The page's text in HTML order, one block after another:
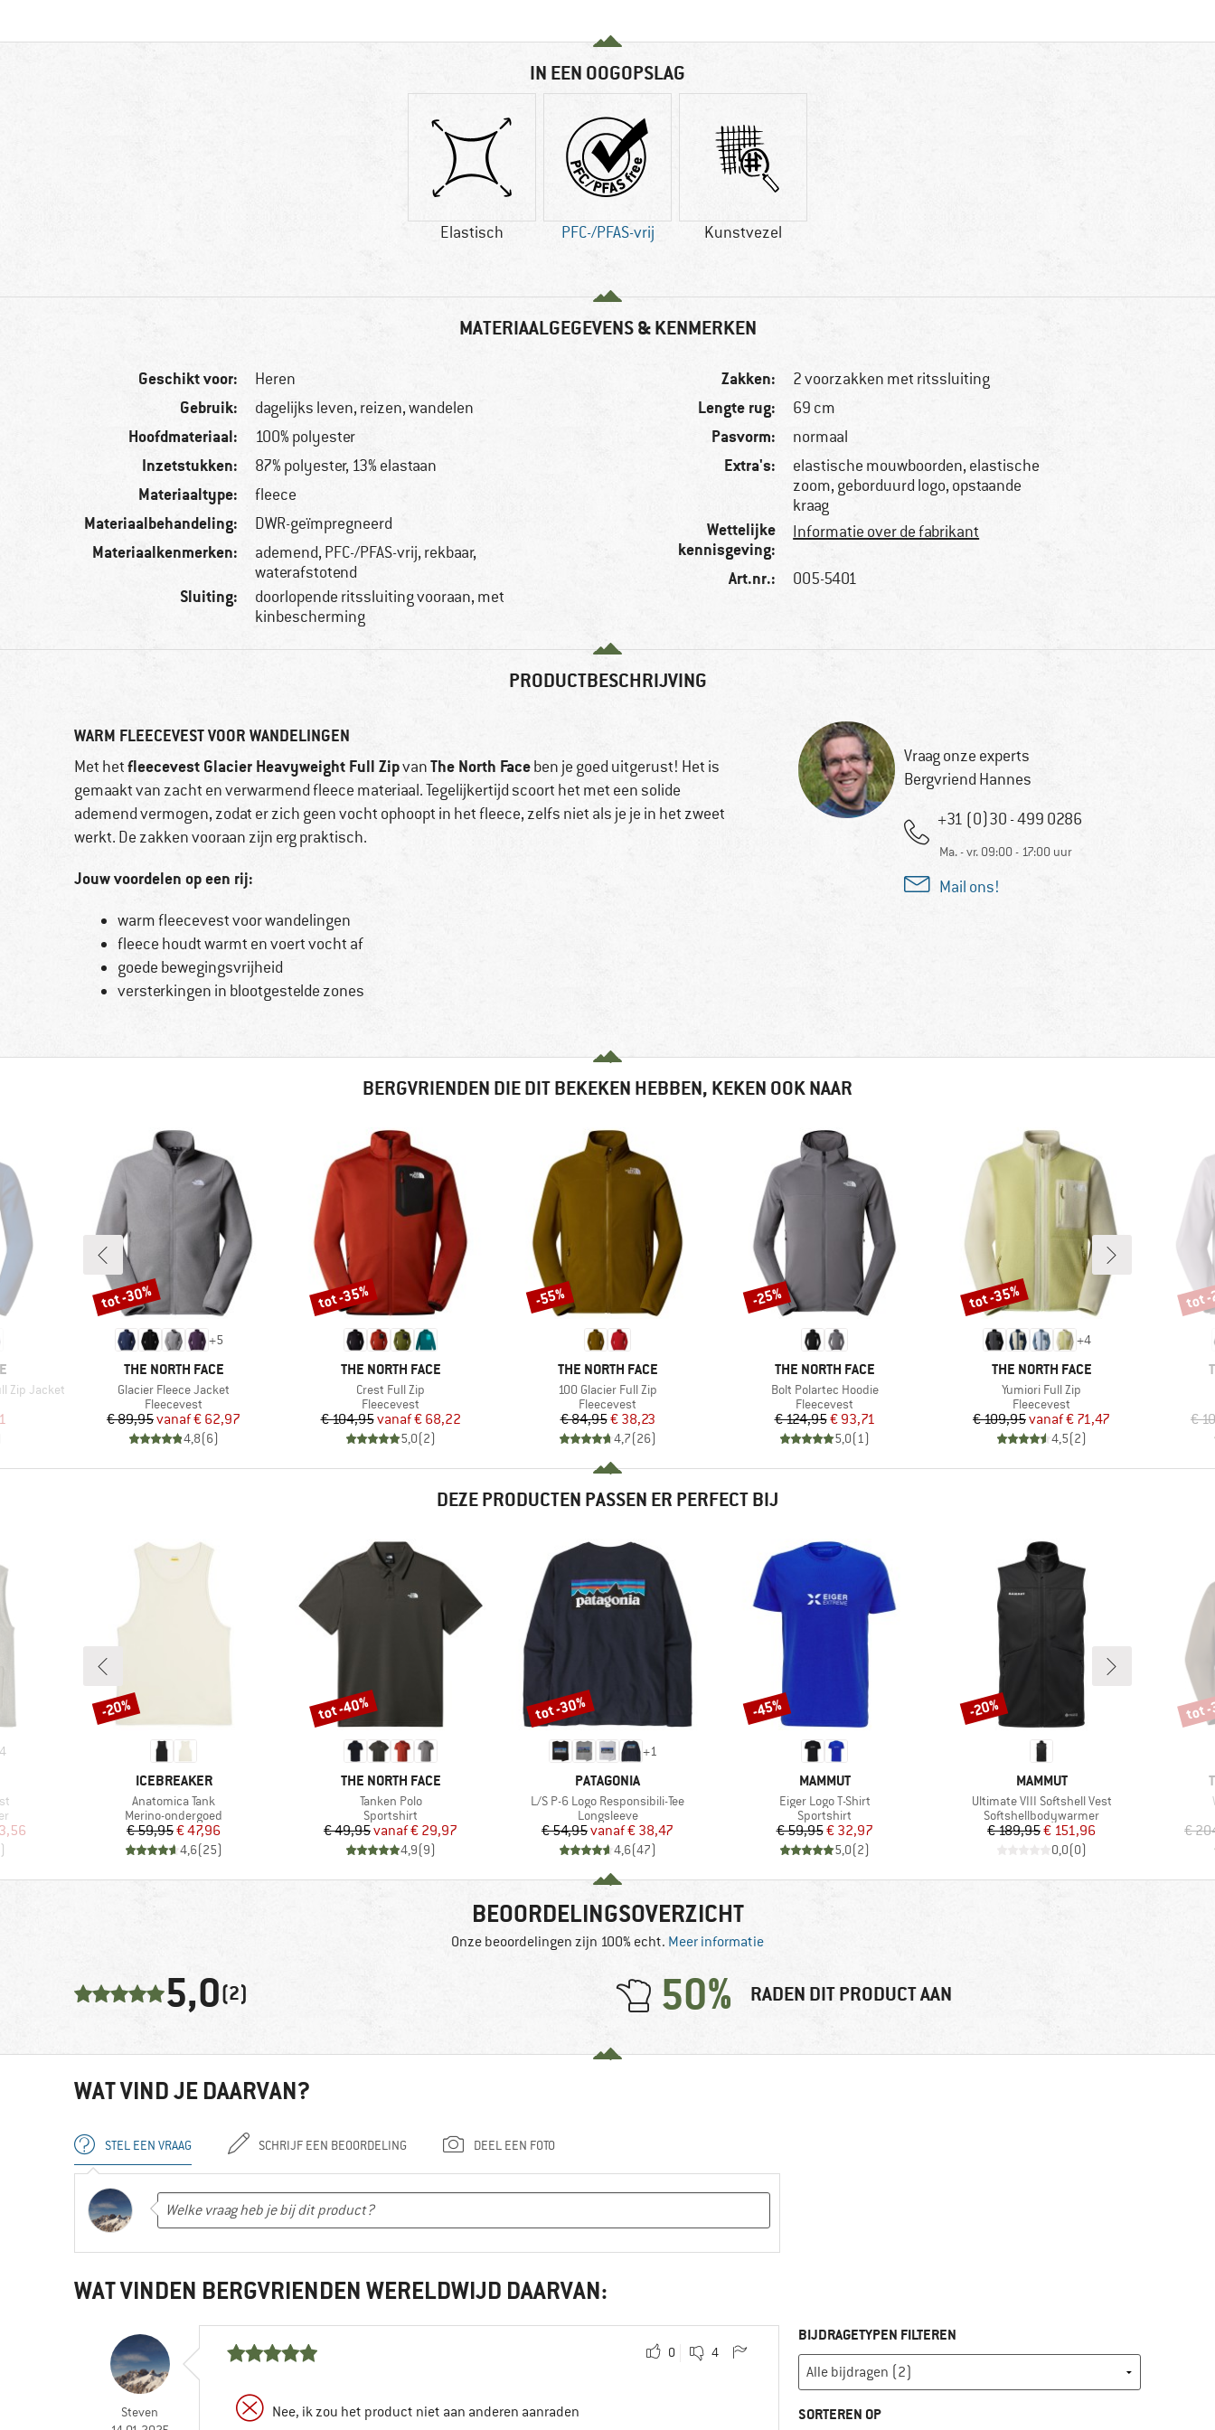
IN EEN OOGOPSLAG
Elastisch PFC-/PFAS-vrij Kunstvezel
MATERIAALGEGEVENS & KENMERKEN
Geschikt voor: Heren
Gebruik: dagelijks leven, reizen, wandelen
Hoofdmateriaal: 100% polyester
Inzetstukken: 87% polyester, 13% elastaan
Materiaaltype: fleece
Materiaalbehandeling: DWR-geïmpregneerd
Materiaalkenmerken:
ademend, PFC-/PFAS-vrij, rekbaar,
waterafstotend
Sluiting:
doorlopende ritssluiting vooraan, met
kinbescherming
Zakken: 2 voorzakken met ritssluiting
Lengte rug: 69 cm
Pasvorm: normaal
Extra's:
elastische mouwboorden, elastische
zoom, geborduurd logo, opstaande
kraag
Wettelijke
kennisgeving:
Informatie over de fabrikant
Art.nr.: 005-5401
PRODUCTBESCHRIJVING
WARM FLEECEVEST VOOR WANDELINGEN
Met hetfleecevest Glacier Heavyweight Full ZipvanThe North Faceben je goed uitgerust! Het is
gemaakt van zacht en verwarmend fleece materiaal. Tegelijkertijd scoort het met een solide
ademend vermogen, zodat er zich geen vocht ophoopt in het fleece, zelfs niet als je je in het zweet
werkt. De zakken vooraan zijn erg praktisch.
Jouw voordelen op een rij:
warm fleecevest voor wandelingen
fleece houdt warmt en voert vocht af
goede bewegingsvrijheid
versterkingen in blootgestelde zones
Vraag onze experts
Bergvriend Hannes
+31 (0)30 - 499 0286
Ma. - vr. 09:00 - 17:00 uur
Mail ons!
BERGVRIENDEN DIE DIT BEKEKEN HEBBEN, KEKEN OOK NAAR
Zip Jacket
prijs
+5
MERK
THE NORTH FACE
Artikel
Glacier Fleece Jacket
Productgroep
Fleecevest
Prijs
€ 89,95 Verlaagde prijs
vanaf€ 62,97
4,8(6)
Korting
tot -30%
MERK
THE NORTH FACE
Artikel
Crest Full Zip
Productgroep
Fleecevest
Prijs
€ 104,95 Verlaagde prijs
vanaf€ 68,22
5,0(2)
Korting
tot -35%
MERK
THE NORTH FACE
Artikel
100 Glacier Full Zip
Productgroep
Fleecevest
Prijs
€ 84,95Verlaagde prijs
€ 38,23
4,7(26)
Korting
-55%
MERK
THE NORTH FACE
Artikel
Bolt Polartec Hoodie
Productgroep
Fleecevest
Prijs
€ 124,95Verlaagde prijs
€ 93,71
5,0(1)
Korting
-25%
+4
MERK
THE NORTH FACE
Artikel
Yumiori Full Zip
Productgroep
Fleecevest
Prijs
€ 109,95 Verlaagde prijs
vanaf€ 71,47
4,5(2)
Korting
tot -35%
€
tot
DEZE PRODUCTEN PASSEN ER PERFECT BIJ
4
prijs
)
MERK
ICEBREAKER
Artikel
Anatomica Tank
Productgroep
Merino-ondergoed
Prijs
€ 59,95Verlaagde prijs
€ 47,96
4,6(25)
Korting
-20%
MERK
THE NORTH FACE
Artikel
Tanken Polo
Productgroep
Sportshirt
Prijs
€ 49,95 Verlaagde prijs
vanaf€ 29,97
4,9(9)
Korting
tot -40%
+1
MERK
PATAGONIA
Artikel
L/S P-6 Logo Responsibili-Tee
Productgroep
Longsleeve
Prijs
€ 54,95 Verlaagde prijs
vanaf€ 38,47
4,6(47)
Korting
tot -30%
MERK
MAMMUT
Artikel
Eiger Logo T-Shirt
Productgroep
Sportshirt
Prijs
€ 59,95Verlaagde prijs
€ 32,97
5,0(2)
Korting
-45%
MERK
MAMMUT
Artikel
Ultimate VIII Softshell Vest
Productgroep
Softshellbodywarmer
Prijs
€ 189,95Verlaagde prijs
€ 151,96
0,0(0)
Korting
-20%
€
tot
BEOORDELINGSOVERZICHT
Onze beoordelingen zijn 100% echt. Meer informatie
5,0(2) 50% RADEN DIT PRODUCT AAN
WAT VIND JE DAARVAN?
STEL EEN VRAAG SCHRIJF EEN BEOORDELING DEEL EEN FOTO
WAT VINDEN BERGVRIENDEN WERELDWIJD DAARVAN:
Steven
0 4
Nee, ik zou het product niet aan anderen aanraden
BIJDRAGETYPEN FILTEREN
SORTEREN OP